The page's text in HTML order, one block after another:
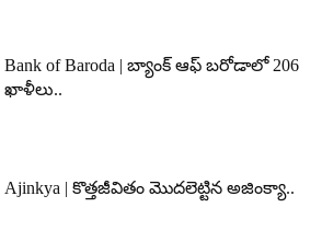
Bank of Baroda | బ్యాంక్‌ ఆఫ్‌ బరోడాలో 206
ఖాళీలు..
Ajinkya | కొత్తజీవితం మొదలెట్టిన అజింక్యా..